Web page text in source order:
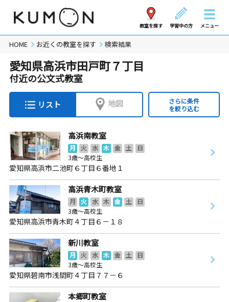
教室を探す 学習中の方 メニュー
HOME お近くの教室を探す 検索結果
愛知県高浜市田戸町７丁目
付近の公文式教室
リスト 地図
さらに条件
を絞り込む
高浜南教室
月 火 水 木 金 土
日
3歳～高校生
愛知県高浜市二池町６丁目６番地１
高浜青木町教室
月 火 水 木 金 土
日
3歳～高校生
愛知県高浜市青木町４丁目６－１８
新川教室
月 火 水 木 金 土
日
3歳～高校生
愛知県碧南市浅間町４丁目７７－６
本郷町教室